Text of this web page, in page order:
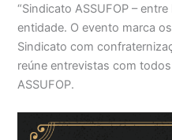
“Sindicato ASSUFOP –
entidade. O evento marca
Sindicato com
reúne entrevistas com
ASSUFOP.